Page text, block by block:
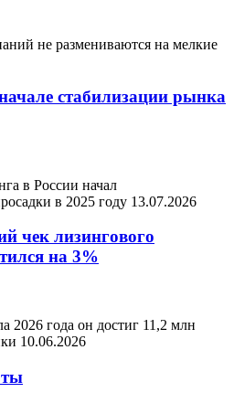
не размениваются на мелкие
стабилизации рынка
в России начал
в 2025 году 13.07.2026
чек лизингового
на 3%
2026 года он достиг 11,2 млн
10.06.2026